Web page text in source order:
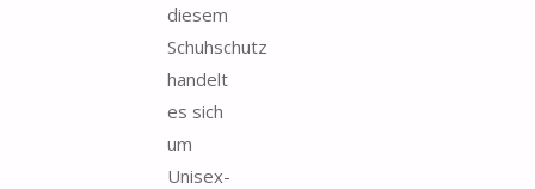
diesem
Schuhschutz
handelt
es sich
um
Unisex-